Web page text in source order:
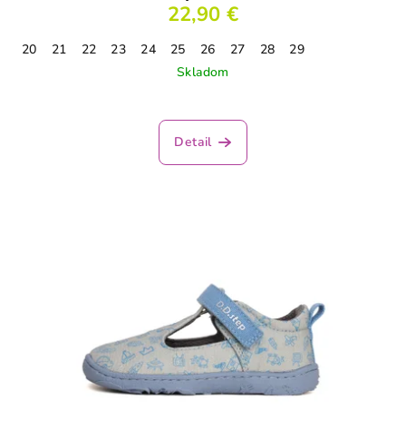
22,90 €
20 21 22 23 24 25 26 27 28
29
Skladom
Detail